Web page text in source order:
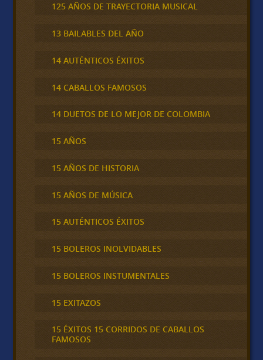
125 AÑOS DE TRAYECTORIA MUSICAL
13 BAILABLES DEL AÑO
14 AUTÉNTICOS ÉXITOS
14 CABALLOS FAMOSOS
14 DUETOS DE LO MEJOR DE COLOMBIA
15 AÑOS
15 AÑOS DE HISTORIA
15 AÑOS DE MÚSICA
15 AUTÉNTICOS ÉXITOS
15 BOLEROS INOLVIDABLES
15 BOLEROS INSTUMENTALES
15 EXITAZOS
15 ÉXITOS 15 CORRIDOS DE CABALLOS
FAMOSOS